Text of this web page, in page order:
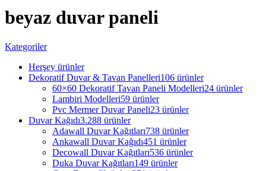
beyaz duvar paneli
Kategoriler
Herşey ürünler
Dekoratif Duvar & Tavan Panelleri106 ürünler
60×60 Dekoratif Tavan Paneli Modelleri24 ürünler
Lambiri Modelleri59 ürünler
Pvc Mermer Duvar Paneli23 ürünler
Duvar Kağıdı3.288 ürünler
Adawall Duvar Kağıtları738 ürünler
Ankawall Duvar Kağıdı451 ürünler
Decowall Duvar Kağıtları536 ürünler
Duka Duvar Kağıtları149 ürünler